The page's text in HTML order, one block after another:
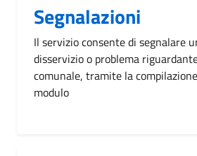
Segnalazioni
Il servizio consente di segnalare
disservizio o problema
comunale, tramite la
modulo